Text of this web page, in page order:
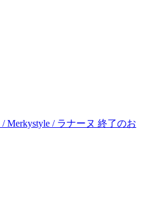
/ Merkystyle / ラナーヌ 終了のお